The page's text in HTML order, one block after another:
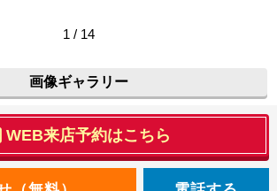
1 / 14
画像ギャラリー
WEB来店予約はこちら